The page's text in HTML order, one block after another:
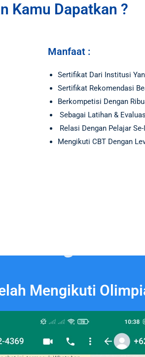
Kamu Dapatkan ?
Manfaat :
Sertifikat Dari Institusi
Sertifikat Rekomendasi
Berkompetisi Dengan
Sebagai Latihan &
Relasi Dengan Pelajar
Mengikuti CBT Dengan
Mengikuti